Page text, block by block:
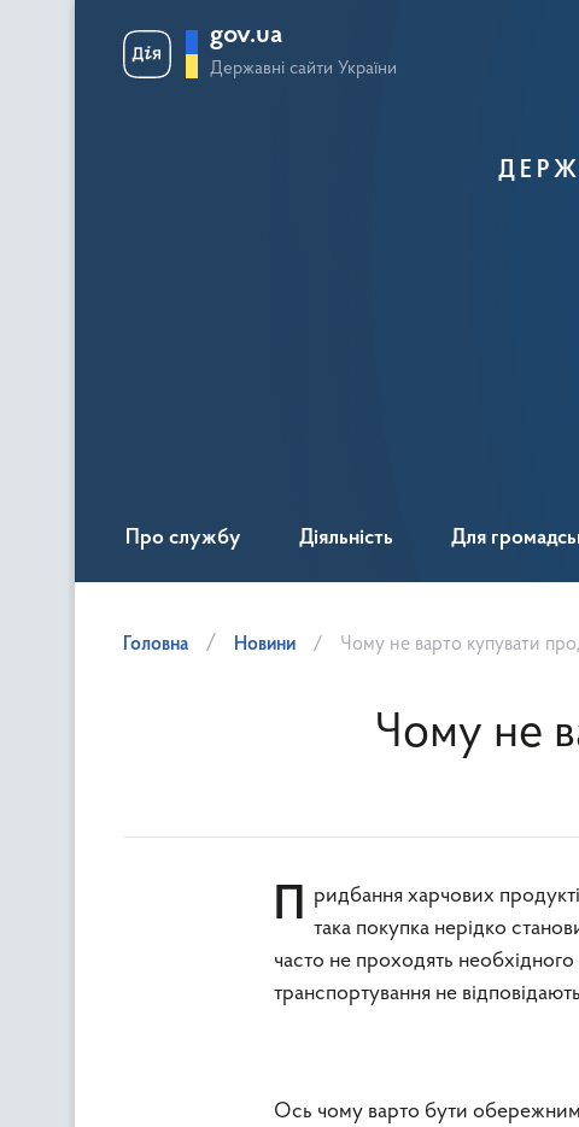
gov.ua
Державні сайти України
Про службу Діяльність Для
Головна Новини Чому не варто купувати
Чому не
Придбання харчових продуктів у місцях стихійної торгівлі може здатися вигідним, однак така покупка нерідко
часто не проходять
транспортування не
Ось чому варто бути